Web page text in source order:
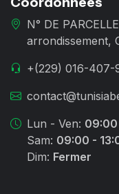
N° DE
arrondissement,
+(229) 016-407-
Lun - Ven: 09:00
Sam: 09:00 -
Dim: Fermer